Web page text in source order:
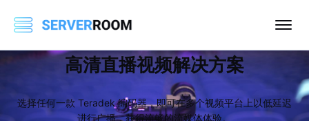
高清直播视频解决方案
选择任何一款 Teradek 编码器，即可在多个视频平台上以低延迟
进行广播，获得流畅的流媒体体验。